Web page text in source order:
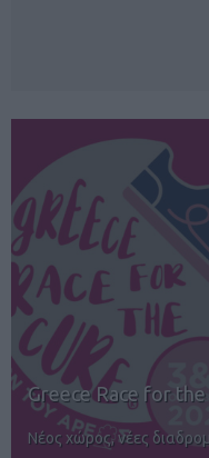
12ος TUI Rhodes
Αγώνες για όλους στην